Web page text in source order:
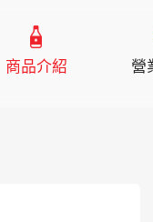
商品介紹 營